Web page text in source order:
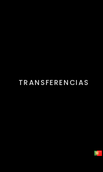
TRANSFERENCIAS